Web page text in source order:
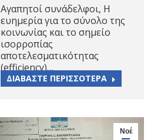
Αγαπητοί συνάδελφοι, H
ευημερία για το σύνολο της
κοινωνίας και το σημείο
ισορροπίας
αποτελεσματικότητας
(efficiency)…
ΔΙΑΒΑΣΤΕ ΠΕΡΙΣΣΟΤΕΡΑ
Νοέ